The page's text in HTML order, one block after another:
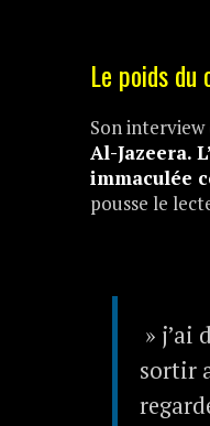
Le poids
Son interview
Al-Jazeera.
immaculée
pousse le
» j’ai
sortir